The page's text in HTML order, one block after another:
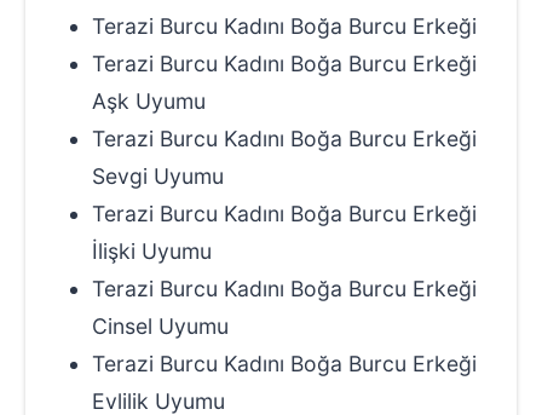
Terazi Burcu Kadını Boğa Burcu Erkeği
Terazi Burcu Kadını Boğa Burcu Erkeği
Aşk Uyumu
Terazi Burcu Kadını Boğa Burcu Erkeği
Sevgi Uyumu
Terazi Burcu Kadını Boğa Burcu Erkeği
İlişki Uyumu
Terazi Burcu Kadını Boğa Burcu Erkeği
Cinsel Uyumu
Terazi Burcu Kadını Boğa Burcu Erkeği
Evlilik Uyumu